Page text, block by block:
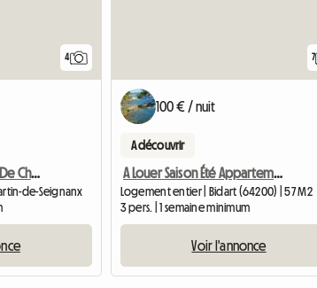
4
Maison De Campagne De Charme
de-Seignanx
7
100 € / nuit
A découvrir
A Louer Saison Été Appartement T 2 Dans Résidence
Logement entier | Bidart (64200) | 57 M2
3 pers. | 1 semaine minimum
Voir l'annonce